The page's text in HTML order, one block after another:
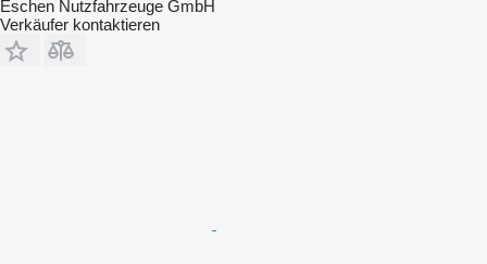
Eschen Nutzfahrzeuge GmbH
Verkäufer kontaktieren